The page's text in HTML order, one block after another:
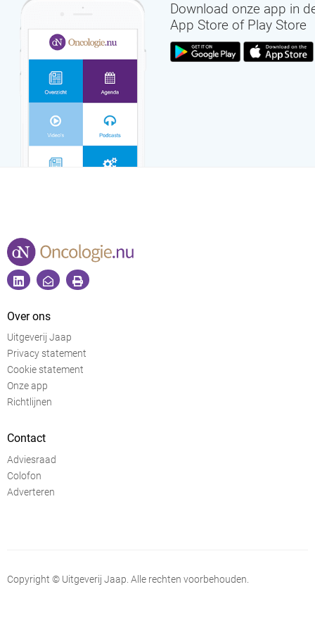
Download onze app in
App Store of Play Store
Over ons
Uitgeverij Jaap
Privacy statement
Cookie statement
Onze app
Richtlijnen
Contact
Adviesraad
Colofon
Adverteren
Copyright © Uitgeverij Jaap. Alle rechten voorbehouden.